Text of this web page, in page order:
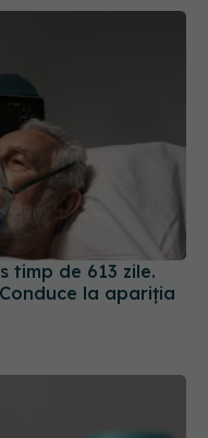
de 613 zile.
la apariția